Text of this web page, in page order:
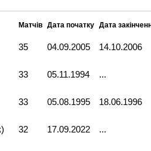
Матчів Дата початку Дата
35 04.09.2005 14.10.2006
33 05.11.1994 ...
33 05.08.1995 18.06.1996
32 17.09.2022 ...